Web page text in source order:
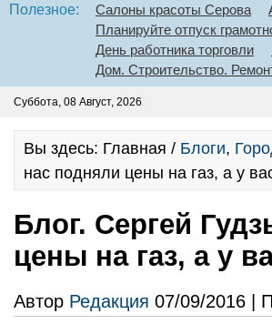
Полезное: Салоны красоты Серова
Планируйте отпуск
День работника торговли
Дом. Строительство.
Суббота, 08 Август, 2026
Вы здесь: Главная / Блоги,
нас подняли цены на газ, а у
Блог. Сергей
цены на газ, а у
Автор Редакция 07/09/2016 |